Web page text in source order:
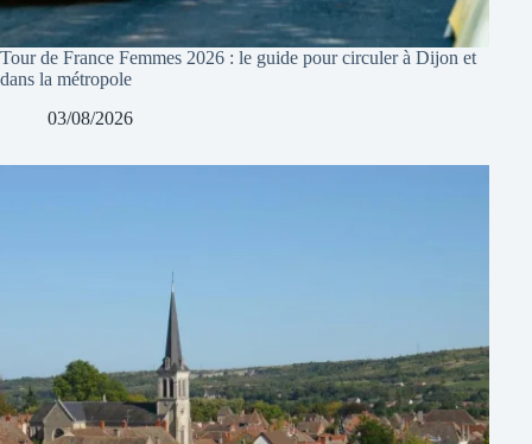
Tour de France Femmes 2026 : le guide pour circuler à Dijon et
dans la métropole
03/08/2026